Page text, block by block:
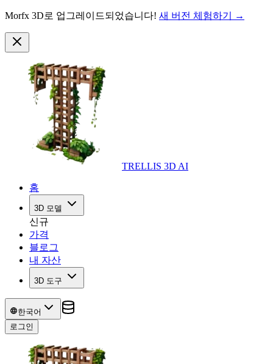
Morfx 3D로 업그레이드되었습니다! 새 버전 체험하기 →
TRELLIS 3D AI
홈
3D 모델
신규
가격
블로그
내 자산
3D 도구
한국어
로그인